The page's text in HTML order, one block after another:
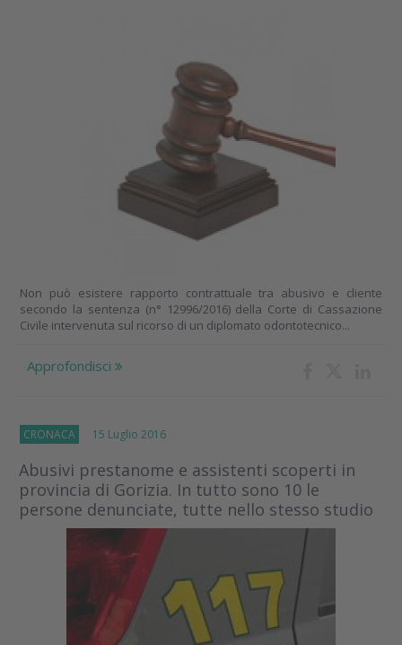
Non può esistere rapporto contrattuale tra abusivo e cliente
secondo la sentenza (n° 12996/2016) della Corte di Cassazione
Civile intervenuta sul ricorso di un diplomato odontotecnico...
Approfondisci
CRONACA 15 Luglio 2016
Abusivi prestanome e assistenti scoperti in
provincia di Gorizia. In tutto sono 10 le
persone denunciate, tutte nello stesso studio